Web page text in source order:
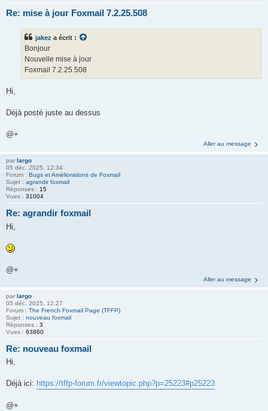
Re: mise à jour Foxmail 7.2.25.508
jakez a écrit :
Bonjour
Nouvelle mise à jour
Foxmail 7.2.25.508
Hi,
Déjà posté juste au dessus
@+
Aller au message
par largo
05 déc. 2025, 12:34
Forum : Bugs et Améliorations de Foxmail
Sujet : agrandir foxmail
Réponses : 15
Vues : 31004
Re: agrandir foxmail
Hi,
@+
Aller au message
par largo
05 déc. 2025, 12:27
Forum : The French Foxmail Page (TFFP)
Sujet : nouveau foxmail
Réponses : 3
Vues : 63860
Re: nouveau foxmail
Hi,
Déjà ici: https://tffp-forum.fr/viewtopic.php?p=25223#p25223
@+